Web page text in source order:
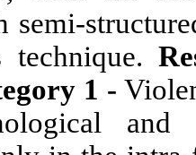
semi-
technique.
1 -